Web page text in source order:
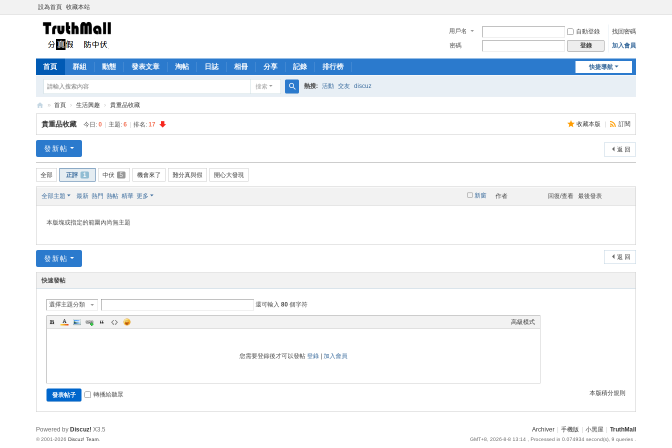
設為首頁 收藏本站
用戶名 自動登錄
找回密碼
密碼
登錄 加入會員
快捷導航
首頁 群組 動態 發表文章 淘帖 日誌 相冊 分享 記錄 排行榜
搜索
索
熱搜: 活動 交友 discuz
Tr
ut
M
all
» 首頁 › 生活興趣 › 貴重品收藏
收藏本版 訂閱
貴重品收藏 今日: 0 主題: 6 排名: 17
返 回
發新帖
全部 正評 1 中伏 5 機會來了 難分真與假 開心大發現
新窗
全部主題 最新 熱門 熱帖 精華 更多 作者 回復/查看 最後發表
本版塊或指定的範圍內尚無主題
返 回
發新帖
快速發帖
選擇主題分類 還可輸入 80 個字符
高級模式
您需要登錄後才可以發帖 登錄 加入會員
本版積分規則
發表帖子 轉播給聽眾
Archiver 手機版 小黑屋 TruthMall
GMT+8, 2026-8-8 13:14 , Processed in 0.074934 second(s), 9 queries .
Powered by Discuz! X3.5
© 2001-2026 Discuz! Team